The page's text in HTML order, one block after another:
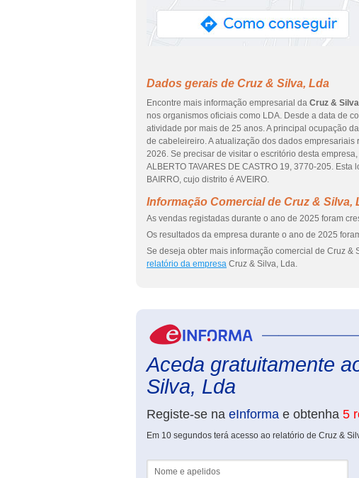
Dados gerais de Cruz & Silva, Lda
Encontre mais informação empresarial da Cruz &
nos organismos oficiais como LDA. Desde a data de
atividade por mais de 25 anos. A principal ocupação
de cabeleireiro. A atualização dos dados
2026. Se precisar de visitar o escritório desta
ALBERTO TAVARES DE CASTRO 19, 3770-205.
BAIRRO, cujo distrito é AVEIRO.
Informação Comercial de Cruz & Silva,
As vendas registadas durante o ano de 2025 foram
Os resultados da empresa durante o ano de 2025
Se deseja obter mais informação comercial de Cruz &
relatório da empresa Cruz & Silva, Lda.
Aceda gratuitamente
Silva, Lda
Registe-se na eInforma e obtenha 5
Em 10 segundos terá acesso ao relatório de Cruz &